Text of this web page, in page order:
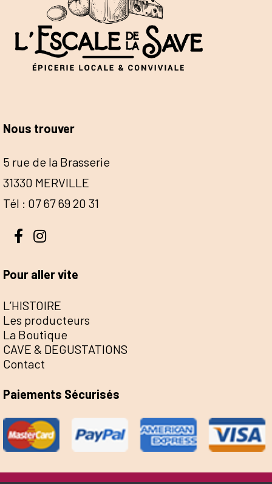
Nous trouver
5 rue de la Brasserie
31330 MERVILLE
Tél : 07 67 69 20 31
Pour aller vite
L’HISTOIRE
Les producteurs
La Boutique
CAVE & DEGUSTATIONS
Contact
Paiements Sécurisés